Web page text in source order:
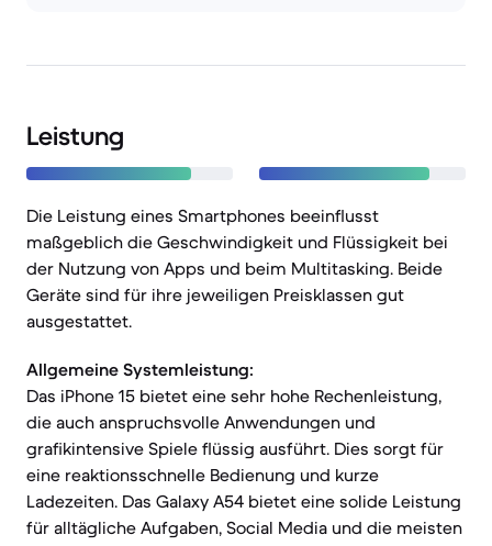
Leistung
Die Leistung eines Smartphones beeinflusst
maßgeblich die Geschwindigkeit und Flüssigkeit bei
der Nutzung von Apps und beim Multitasking. Beide
Geräte sind für ihre jeweiligen Preisklassen gut
ausgestattet.
Allgemeine Systemleistung:
Das iPhone 15 bietet eine sehr hohe Rechenleistung,
die auch anspruchsvolle Anwendungen und
grafikintensive Spiele flüssig ausführt. Dies sorgt für
eine reaktionsschnelle Bedienung und kurze
Ladezeiten. Das Galaxy A54 bietet eine solide Leistung
für alltägliche Aufgaben, Social Media und die meisten